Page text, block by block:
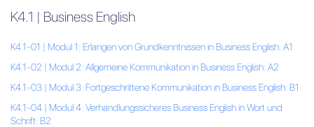
K4.1 | Business English
K4.1-01 | Modul 1: Erlangen von Grundkenntnissen in Business English: A1
K4.1-02 | Modul 2: Allgemeine Kommunikation in Business English: A2
K4.1-03 | Modul 3: Fortgeschrittene Kommunikation in Business English: B1
K4.1-04 | Modul 4: Verhandlungssicheres Business English in Wort und
Schrift: B2